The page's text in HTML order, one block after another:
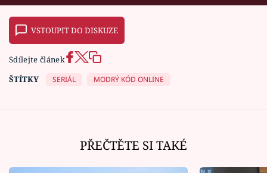
VSTOUPIT DO DISKUZE
Sdílejte článek
ŠTÍTKY
SERIÁL MODRÝ KÓD ONLINE
PŘEČTĚTE SI TAKÉ